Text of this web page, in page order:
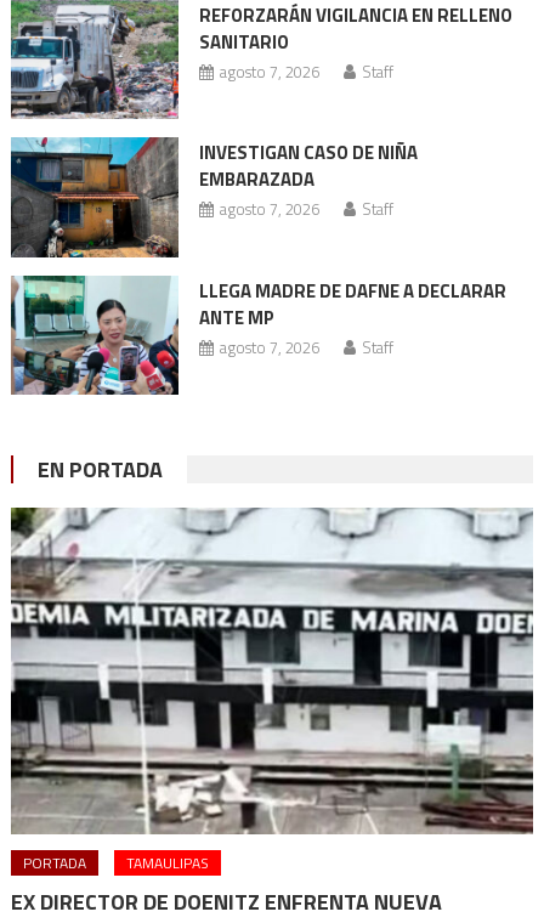
REFORZARÁN VIGILANCIA EN RELLENO
SANITARIO
agosto 7, 2026 Staff
INVESTIGAN CASO DE NIÑA
EMBARAZADA
agosto 7, 2026 Staff
LLEGA MADRE DE DAFNE A DECLARAR
ANTE MP
agosto 7, 2026 Staff
EN PORTADA
PORTADA TAMAULIPAS
EX DIRECTOR DE DOENITZ ENFRENTA NUEVA